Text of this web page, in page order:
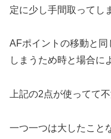
定に少し手間取ってし
AFポイントの移動と
しまうため時と場合に
上記の2点が使ってて
一つ一つは大したこと